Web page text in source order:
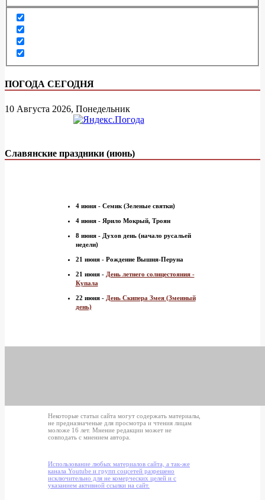
ПОГОДА СЕГОДНЯ
10 Августа 2026, Понедельник
Славянские праздники (июнь)
4 июня - Семик (Зеленые святки)
4 июня - Ярило Мокрый, Троян
8 июня - Духов день (начало русальей
недели)
21 июня - Рождение Вышня-Перуна
21 июня - День летнего солнцестояния -
Купала
22 июня - День Скипера Змея (Змеиный
день)
Некоторые статьи сайта могут содержать материалы,
не предназначеные для просмотра и чтения лицам
моложе 16 лет. Мнение редакции может не
совподать с мнением автора.
Использование любых материалов сайта, а так-же
канала Youtube и групп соцсетей разрешено
исключительно для не комерческих целей и с
указанием активной ссылки на сайт.